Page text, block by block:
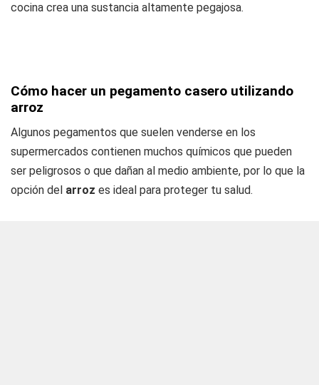
cocina crea una sustancia altamente pegajosa.
Cómo hacer un pegamento casero utilizando
arroz
Algunos pegamentos que suelen venderse en los
supermercados contienen muchos químicos que pueden
ser peligrosos o que dañan al medio ambiente, por lo que la
opción del arroz es ideal para proteger tu salud.